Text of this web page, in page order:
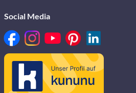
Social Media